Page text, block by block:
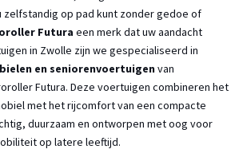
zelfstandig op pad kunt zonder gedoe of
Futura een merk dat uw aandacht
in Zwolle zijn we gespecialiseerd in
en seniorenvoertuigen van
Futura. Deze voertuigen combineren het
met het rijcomfort van een compacte
duurzaam en ontworpen met oog voor
op latere leeftijd.